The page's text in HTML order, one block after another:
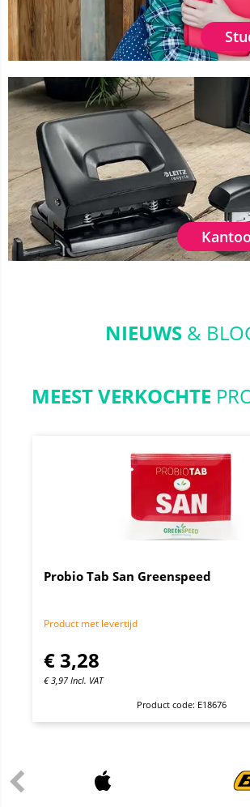
NIEUWS &
MEEST VERKOCHTE
Probio Tab San Greenspeed
Product met levertijd
€ 3,28
€3,97 Incl. VAT
Product code: E18676